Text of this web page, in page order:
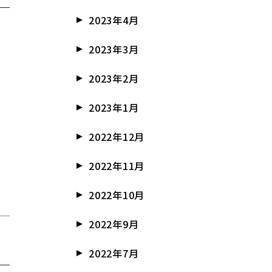
2023年4月
2023年3月
2023年2月
2023年1月
2022年12月
2022年11月
2022年10月
2022年9月
2022年7月